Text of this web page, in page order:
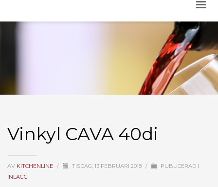
Vinkyl CAVA 40di
AV KITCHENLINE / TISDAG, 13 FEBRUARI 2018 /
PUBLICERAD I
INLÄGG